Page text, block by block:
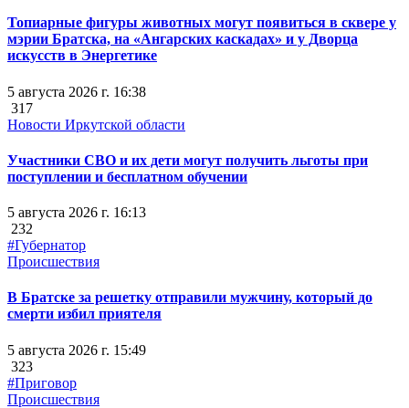
Топиарные фигуры животных могут появиться в сквере у
мэрии Братска, на «Ангарских каскадах» и у Дворца
искусств в Энергетике
5 августа 2026 г. 16:38
317
Новости Иркутской области
Участники СВО и их дети могут получить льготы при
поступлении и бесплатном обучении
5 августа 2026 г. 16:13
232
#Губернатор
Происшествия
В Братске за решетку отправили мужчину, который до
смерти избил приятеля
5 августа 2026 г. 15:49
323
#Приговор
Происшествия